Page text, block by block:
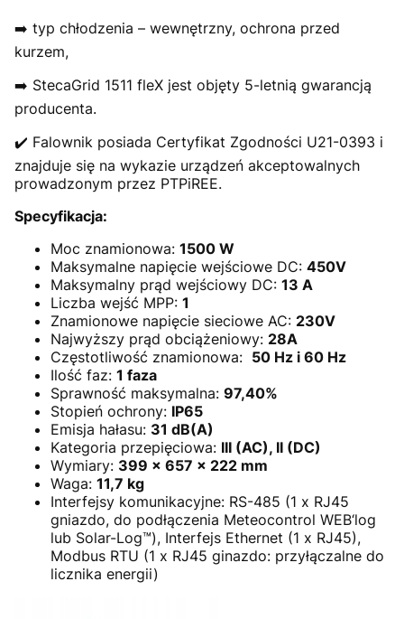
➡️ typ chłodzenia – wewnętrzny, ochrona przed
kurzem,
➡️ StecaGrid 1511 fleX jest objęty 5-letnią gwarancją
producenta.
✔️ Falownik posiada Certyfikat Zgodności U21-0393 i
znajduje się na wykazie urządzeń akceptowalnych
prowadzonym przez PTPiREE.
Specyfikacja:
Moc znamionowa: 1500 W
Maksymalne napięcie wejściowe DC: 450V
Maksymalny prąd wejściowy DC: 13 A
Liczba wejść MPP: 1
Znamionowe napięcie sieciowe AC: 230V
Najwyższy prąd obciążeniowy: 28A
Częstotliwość znamionowa: 50 Hz i 60 Hz
Ilość faz: 1 faza
Sprawność maksymalna: 97,40%
Stopień ochrony: IP65
Emisja hałasu: 31 dB(A)
Kategoria przepięciowa: III (AC), II (DC)
Wymiary: 399 x 657 x 222 mm
Waga: 11,7 kg
Interfejsy komunikacyjne: RS-485 (1 x RJ45
gniazdo, do podłączenia Meteocontrol WEB‘log
lub Solar-Log™), Interfejs Ethernet (1 x RJ45),
Modbus RTU (1 x RJ45 ginazdo: przyłączalne do
licznika energii)